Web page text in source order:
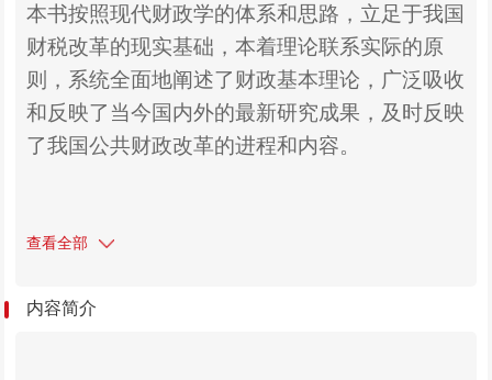
本书按照现代财政学的体系和思路，立足于我国
财税改革的现实基础，本着理论联系实际的原
则，系统全面地阐述了财政基本理论，广泛吸收
和反映了当今国内外的最新研究成果，及时反映
了我国公共财政改革的进程和内容。
查看全部
内容简介